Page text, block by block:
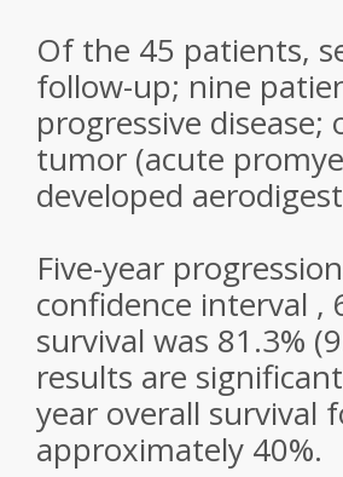
Of the 45 patients,
follow-up; nine
progressive
tumor (acute
developed
Five-year
confidence interval ,
survival was 81.3%
results are
year overall survival
approximately 40%.